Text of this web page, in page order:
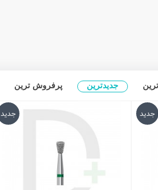
جدیدترین پرفروش ترین
جدید جدید